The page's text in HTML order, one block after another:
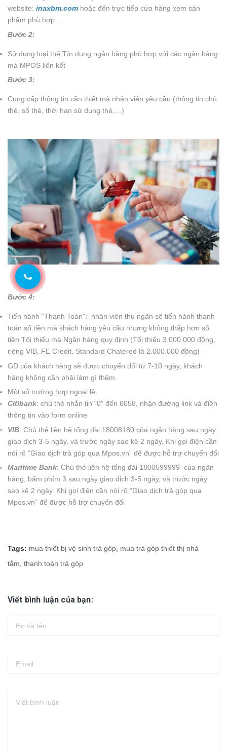
website: inaxbm.com hoặc đến trực tiếp cửa hàng xem sản
phẩm phù hợp .
Bước 2:
Sử dụng loại thẻ Tín dụng ngân hàng phù hợp với các ngân hàng
mà MPOS liên kết
Bước 3:
Cung cấp thông tin cần thiết mà nhân viên yêu cầu (thông tin chủ
thẻ, số thẻ, thời hạn sử dụng thẻ,…)
Bước 4:
Tiến hành "Thanh Toán": nhân viên thu ngân sẽ tiến hành thanh
toán số tiền mà khách hàng yêu cầu nhưng không thấp hơn số
tiền Tối thiểu mà Ngân hàng quy định (Tối thiểu 3.000.000 đồng,
riêng VIB, FE Credit, Standard Chatered là 2.000.000 đồng)
GD của khách hàng sẽ được chuyển đổi từ 7-10 ngày, khách
hàng không cần phải làm gì thêm.
Một số trường hợp ngoại lệ:
Citibank: chủ thẻ nhắn tin “0” đến 6058, nhận đường link và điền
thông tin vào form online
VIB: Chủ thẻ liên hệ tổng đài 18008180 của ngân hàng sau ngày
giao dịch 3-5 ngày, và trước ngày sao kê 2 ngày. Khi gọi điện cần
nói rõ “Giao dịch trả góp qua Mpos.vn” để được hỗ trợ chuyển đổi
Maritime Bank: Chủ thẻ liên hệ tổng đài 1800599999 của ngân
hàng, bấm phím 3 sau ngày giao dịch 3-5 ngày, và trước ngày
sao kê 2 ngày. Khi gọi điện cần nói rõ “Giao dịch trả góp qua
Mpos.vn” để được hỗ trợ chuyển đổi
Tags: mua thiết bị vệ sinh trả góp mua trả góp thiết thị nhà
tắm thanh toán trả góp
Viết bình luận của bạn: